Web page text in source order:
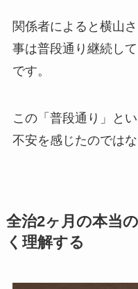
関係者によると横山
事は普段通り継続し
です。
この「普段通り」と
不安を感じたのではな
全治2ヶ月の本当
く理解する